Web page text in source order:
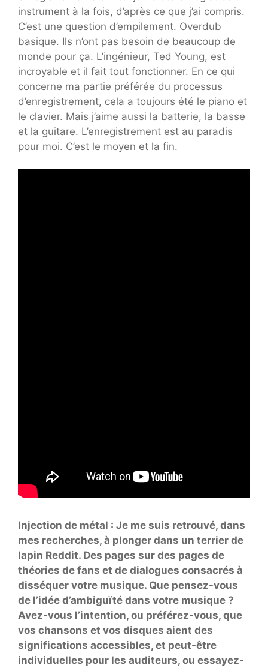
instrument à la fois, d’après ce que j’ai compris.
C’est une question d’empilement. Overdub
basique. Ils n’ont pas besoin de beaucoup de
monde pour ça. L’ingénieur, Ted Young, est
incroyable et il fait tout fonctionner. En ce qui
concerne ma partie préférée du processus
d’enregistrement, cela a toujours été le piano et
le clavier. Mais j’aime aussi la batterie, la basse
et la guitare. L’enregistrement est au paradis
pour moi. C’est le moyen et la fin.
Injection de métal : Je me suis retrouvé, dans
mes recherches, à plonger dans un terrier de
lapin Reddit. Des pages sur des pages de
théories de fans et de dialogues consacrés à
disséquer votre musique. Que pensez-vous
de l’idée d’ambiguïté dans votre musique ?
Avez-vous l’intention, ou préférez-vous, que
vos chansons et vos disques aient des
significations accessibles, et peut-être
individuelles pour les auditeurs, ou essayez-